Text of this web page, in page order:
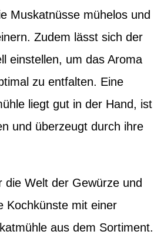
Muskatnüsse mühelos und
Zudem lässt sich der
einstellen, um das Aroma
zu entfalten. Eine
liegt gut in der Hand, ist
und überzeugt durch ihre
die Welt der Gewürze und
Kochkünste mit einer
aus dem Sortiment.